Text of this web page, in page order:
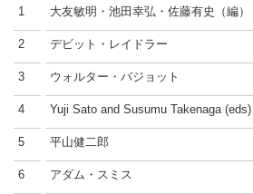
1 大友敏明・池田幸弘・佐藤有史（編）
2 デビット・レイドラー
3 ウォルター・バジョット
4 Yuji Sato and Susumu Takenaga (eds)
5 平山健二郎
6 アダム・スミス